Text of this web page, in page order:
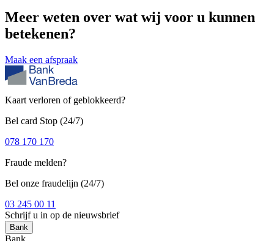
Meer weten over wat wij voor u kunnen
betekenen?
Maak een afspraak
Kaart verloren of geblokkeerd?
Bel card Stop (24/7)
078 170 170
Fraude melden?
Bel onze fraudelijn (24/7)
03 245 00 11
Schrijf u in op de nieuwsbrief
Bank
Bank